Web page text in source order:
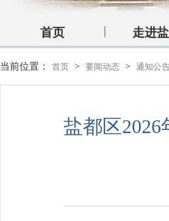
首页 走进
当前位置： 首页 > 要闻动态 > 通知公
盐都区